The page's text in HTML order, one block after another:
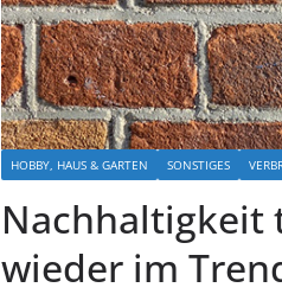
HOBBY, HAUS & GARTEN SONSTIGES
Nachhaltigkeit
wieder im